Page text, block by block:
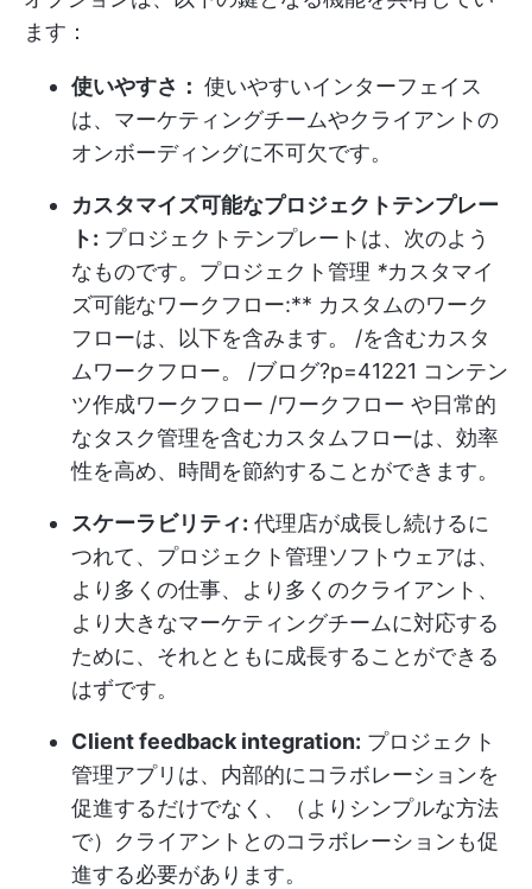
ます：
使いやすさ： 使いやすいインターフェイス
は、マーケティングチームやクライアントの
オンボーディングに不可欠です。
カスタマイズ可能なプロジェクトテンプレー
ト: プロジェクトテンプレートは、次のよう
なものです。 プロジェクト管理 *カスタマイ
ズ可能なワークフロー:** カスタムのワーク
フローは、以下を含みます。 /を含むカスタ
ムワークフロー。 /ブログ?p=41221 コンテン
ツ作成ワークフロー /ワークフロー や日常的
なタスク管理を含むカスタムフローは、効率
性を高め、時間を節約することができます。
スケーラビリティ: 代理店が成長し続けるに
つれて、プロジェクト管理ソフトウェアは、
より多くの仕事、より多くのクライアント、
より大きなマーケティングチームに対応する
ために、それとともに成長することができる
はずです。
Client feedback integration: プロジェクト
管理アプリは、内部的にコラボレーションを
促進するだけでなく、（よりシンプルな方法
で）クライアントとのコラボレーションも促
進する必要があります。